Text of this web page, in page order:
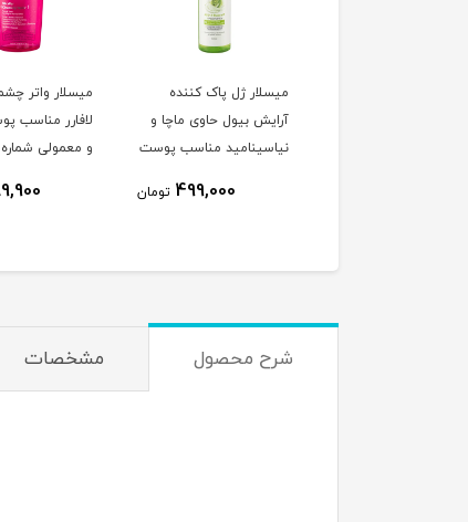
میسلار ژل پاک کننده
آرایش بیول حاوی ماچا و
نیاسینامید مناسب پوست
499,000 تومان
میسلار واتر
لافارر مناسب
شرح محصول مشخصات